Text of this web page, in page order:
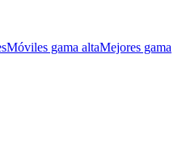
Móviles gama altaMejores gama